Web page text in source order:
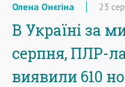
Олена Онєгіна 23 сер
В Україні за
серпня, ПЛР-
виявили 610